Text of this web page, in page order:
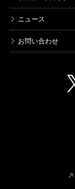
ニュース
お問い合わせ